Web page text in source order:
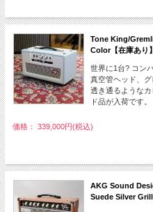
Tone King/
Color【在庫あり】
世界に1台? コン
真空管ヘッド、グ
透き通るような
ド品が入荷です。
価格： 339,000円(税込)
AKG Sound
Suede Silver Grill